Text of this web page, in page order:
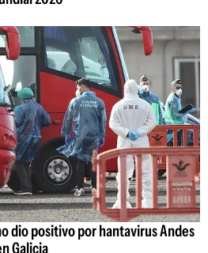
dio positivo por hantavirus Andes
Galicia